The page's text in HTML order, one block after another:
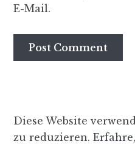
E-Mail.
Diese Website
zu reduzieren.